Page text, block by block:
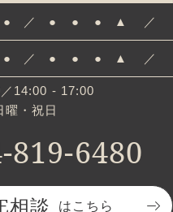
● ／ ● ● ● ▲ ／
● ／ ● ● ● ▲ ／
14:00 - 17:00
曜・祝日
819-6480
相談 はこちら